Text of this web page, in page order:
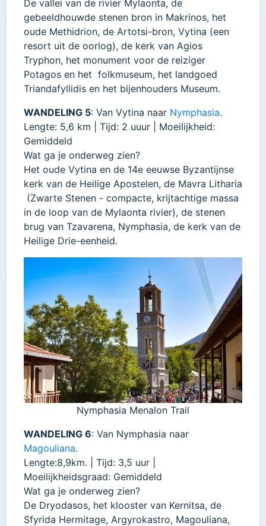
De vallei van de rivier Mylaonta, de
gebeeldhouwde stenen bron in Makrinos, het
oude Methidrion, de Artotsi-bron, Vytina (een
resort uit de oorlog), de kerk van Agios
Tryphon, het monument voor de reiziger
Potagos en het folkmuseum, het landgoed
Triandafyllidis en het bijenhouders Museum.
WANDELING 5: Van Vytina naar Nymphasia.
Lengte: 5,6 km | Tijd: 2 uuur | Moeilijkheid:
Gemiddeld
Wat ga je onderweg zien?
Het oude Vytina en de 14e eeuwse Byzantijnse
kerk van de Heilige Apostelen, de Mavra Litharia
(Zwarte Stenen - compacte, krijtachtige massa
in de loop van de Mylaonta rivier), de stenen
brug van Tzavarena, Nymphasia, de kerk van de
Heilige Drie-eenheid.
Nymphasia Menalon Trail
WANDELING 6: Van Nymphasia naar
Magouliana.
Lengte:8,9km. | Tijd: 3,5 uur |
Moeilijkheidsgraad: Gemiddeld
Wat ga je onderweg zien?
De Dryodasos, het klooster van Kernitsa, de
Sfyrida Hermitage, Argyrokastro, Magouliana,